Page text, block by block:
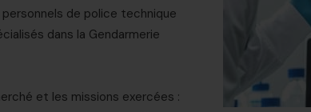
de police technique
dans la Gendarmerie
et les missions exercées :